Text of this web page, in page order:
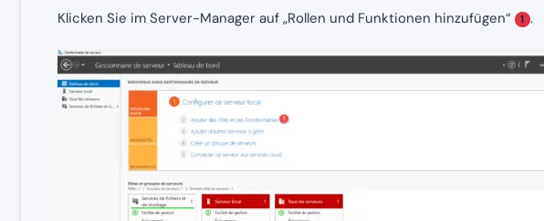
Klicken Sie im Server-Manager auf „Rollen und Funktionen hinzufügen“ 1 .